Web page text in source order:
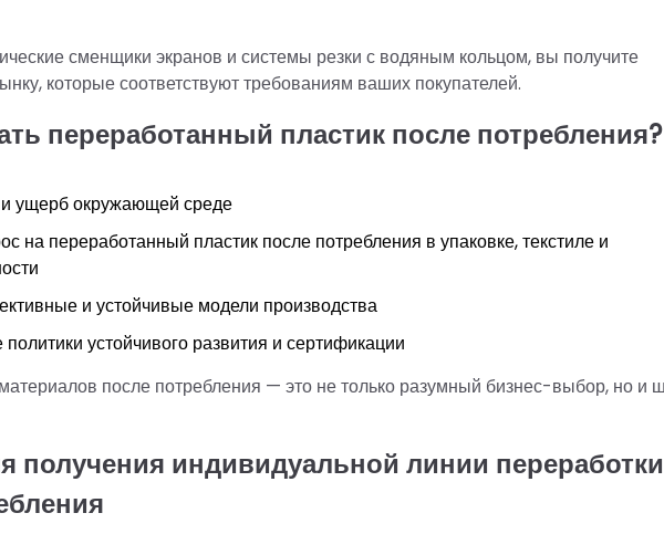
сменщики экранов и системы резки с водяным кольцом, вы получите
которые соответствуют требованиям ваших покупателей.
переработанный пластик после потребления?
ущерб окружающей среде
на переработанный пластик после потребления в упаковке, текстиле и
и устойчивые модели производства
устойчивого развития и сертификации
после потребления — это не только разумный бизнес-выбор, но и
получения индивидуальной линии переработки